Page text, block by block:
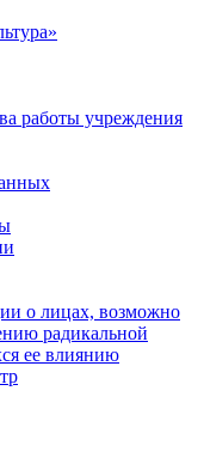
работы учреждения
о лицах, возможно
радикальной
ее влиянию